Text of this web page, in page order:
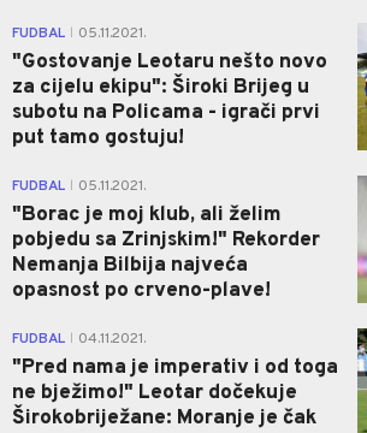
FUDBAL 05.11.2021.
"Gostovanje Leotaru nešto novo
za cijelu ekipu": Široki Brijeg u
subotu na Policama - igrači prvi
put tamo gostuju!
FUDBAL 05.11.2021.
"Borac je moj klub, ali želim
pobjedu sa Zrinjskim!" Rekorder
Nemanja Bilbija najveća
opasnost po crveno-plave!
FUDBAL 04.11.2021.
"Pred nama je imperativ i od toga
ne bježimo!" Leotar dočekuje
Širokobriježane: Moranje je čak